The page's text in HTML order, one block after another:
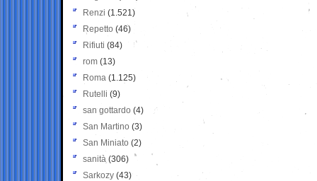
Renzi (1.521)
Repetto (46)
Rifiuti (84)
rom (13)
Roma (1.125)
Rutelli (9)
san gottardo (4)
San Martino (3)
San Miniato (2)
sanità (306)
Sarkozy (43)